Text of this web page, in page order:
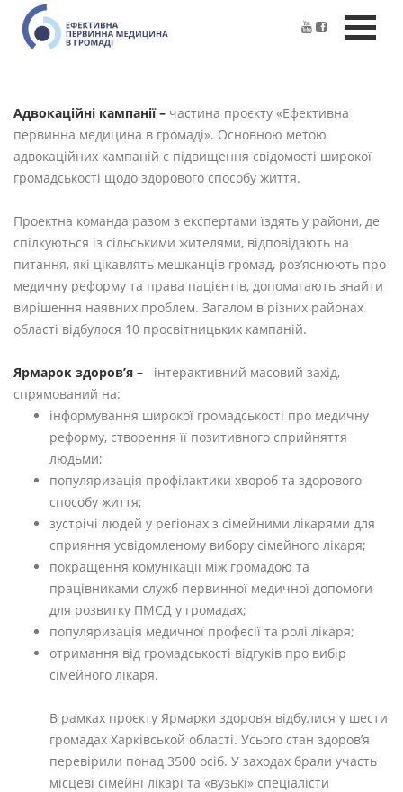
Адвокаційні кампанії – частина проєкту «Ефективна
первинна медицина в громаді». Основною метою
адвокаційних кампаній є підвищення свідомості широкої
громадськості щодо здорового способу життя.
Проектна команда разом з експертами їздять у райони, де
спілкуються із сільськими жителями, відповідають на
питання, які цікавлять мешканців громад, роз’яснюють про
медичну реформу та права пацієнтів, допомагають знайти
вирішення наявних проблем. Загалом в різних районах
області відбулося 10 просвітницьких кампаній.
Ярмарок здоров’я –
інтерактивний масовий захід,
спрямований на:
інформування широкої громадськості про медичну
реформу, створення її позитивного сприйняття
людьми;
популяризація профілактики хвороб та здорового
способу життя;
зустрічі людей у регіонах з сімейними лікарями для
сприяння усвідомленому вибору сімейного лікаря;
покращення комунікації між громадою та
працівниками служб первинної медичної допомоги
для розвитку ПМСД у громадах;
популяризація медичної професії та ролі лікаря;
отримання від громадськості відгуків про вибір
сімейного лікаря.
В рамках проєкту Ярмарки здоров’я відбулися у шести
громадах Харківськой області. Усього стан здоров’я
перевірили понад 3500 осіб. У заходах брали участь
місцеві сімейні лікарі та «вузькі» спеціалісти